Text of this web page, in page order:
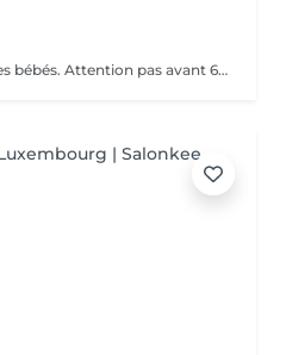
Un massage bien-être pour les bébés. Attention pas avant 6 mois, présence d'un parent pendant le massage.